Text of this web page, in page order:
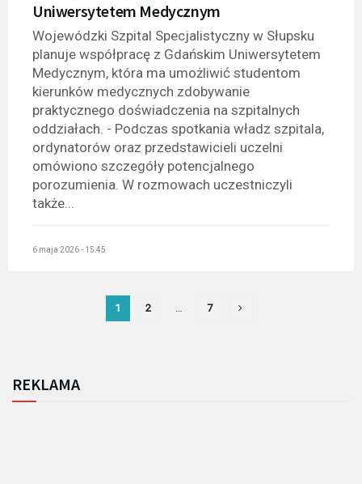
Uniwersytetem Medycznym
Wojewódzki Szpital Specjalistyczny w Słupsku
planuje współpracę z Gdańskim Uniwersytetem
Medycznym, która ma umożliwić studentom
kierunków medycznych zdobywanie
praktycznego doświadczenia na szpitalnych
oddziałach. - Podczas spotkania władz szpitala,
ordynatorów oraz przedstawicieli uczelni
omówiono szczegóły potencjalnego
porozumienia. W rozmowach uczestniczyli
także...
6 maja 2026 - 15:45
1 2 7
REKLAMA